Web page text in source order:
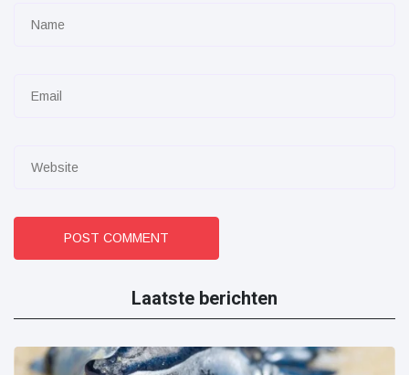
POST COMMENT
Laatste berichten